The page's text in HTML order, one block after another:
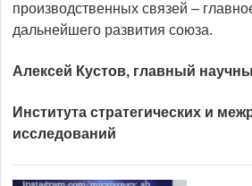
производственных связей –
дальнейшего развития союза.
Алексей Кустов, главный
Института стратегических и
исследований